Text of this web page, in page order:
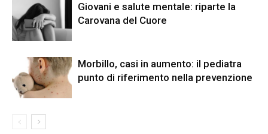
Giovani e salute mentale: riparte la
Carovana del Cuore
Morbillo, casi in aumento: il pediatra
punto di riferimento nella prevenzione